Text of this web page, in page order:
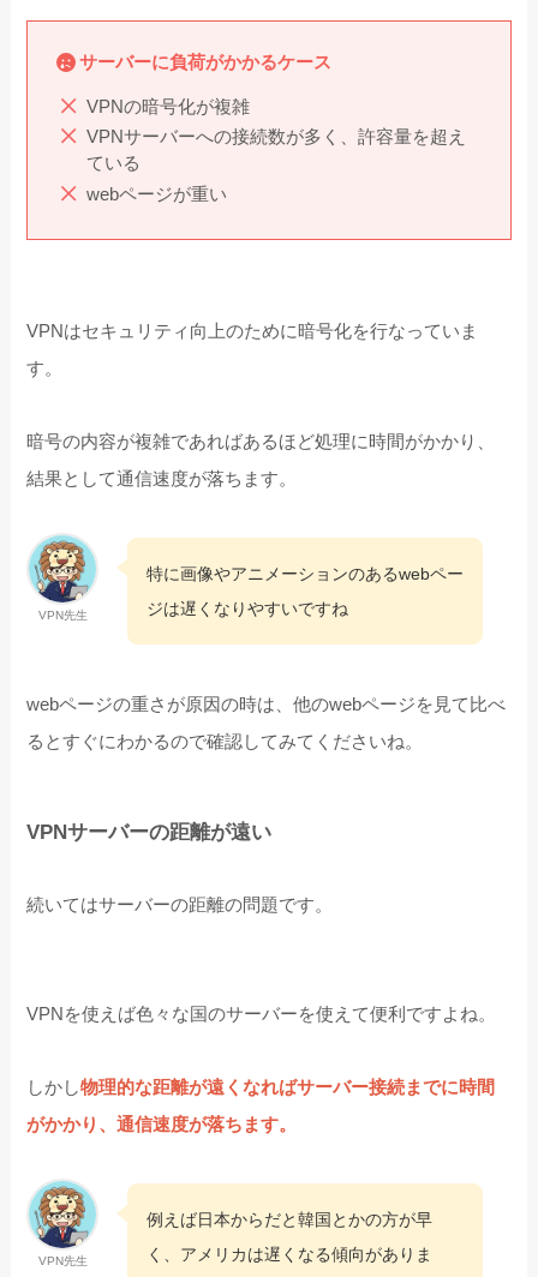
サーバーに負荷がかかるケース
VPNの暗号化が複雑
VPNサーバーへの接続数が多く、許容量を超え
ている
webページが重い
VPNはセキュリティ向上のために暗号化を行なっていま
す。
暗号の内容が複雑であればあるほど処理に時間がかかり、
結果として通信速度が落ちます。
VPN先生
特に画像やアニメーションのあるwebペー
ジは遅くなりやすいですね
webページの重さが原因の時は、他のwebページを見て比べ
るとすぐにわかるので確認してみてくださいね。
VPNサーバーの距離が遠い
続いてはサーバーの距離の問題です。
VPNを使えば色々な国のサーバーを使えて便利ですよね。
しかし物理的な距離が遠くなればサーバー接続までに時間
がかかり、通信速度が落ちます。
VPN先生
例えば日本からだと韓国とかの方が早
く、アメリカは遅くなる傾向がありま